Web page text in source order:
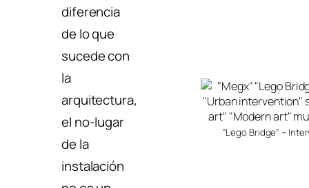
diferencia
de lo que
sucede con
la
arquitectura,
el no-lugar
de la
instalación
“Lego Bridge” –